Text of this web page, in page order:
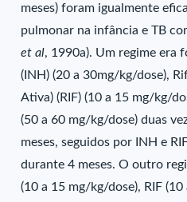
meses) foram igualmente
pulmonar na infância e TB
et al, 1990a). Um regime era
(INH) (20 a 30mg/kg/dose),
Ativa) (RIF) (10 a 15 mg/kg/
(50 a 60 mg/kg/dose) duas
meses, seguidos por INH e
durante 4 meses. O outro
(10 a 15 mg/kg/dose), RIF